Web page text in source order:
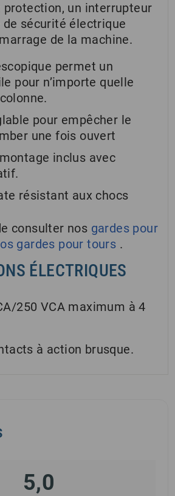
protection, un interrupteur
sécurité électrique
de la machine.
permet un
pour n’importe quelle
pour empêcher le
une fois ouvert
inclus avec
résistant aux chocs
consulter nos gardes pour
gardes pour tours .
ÉLECTRIQUES
250 VCA maximum à 4
à action brusque.
5,0